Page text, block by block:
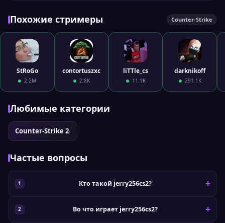
Похожие стримеры Counter-Strike
StRoGo
2.2M
contortuszxc
2.8K
liTTle_cs
11.1K
darknikoff
291.1K
Любимые категории
Counter-Strike 2›
Частые вопросы
Кто такой jerry256cs2?
Во что играет jerry256cs2?